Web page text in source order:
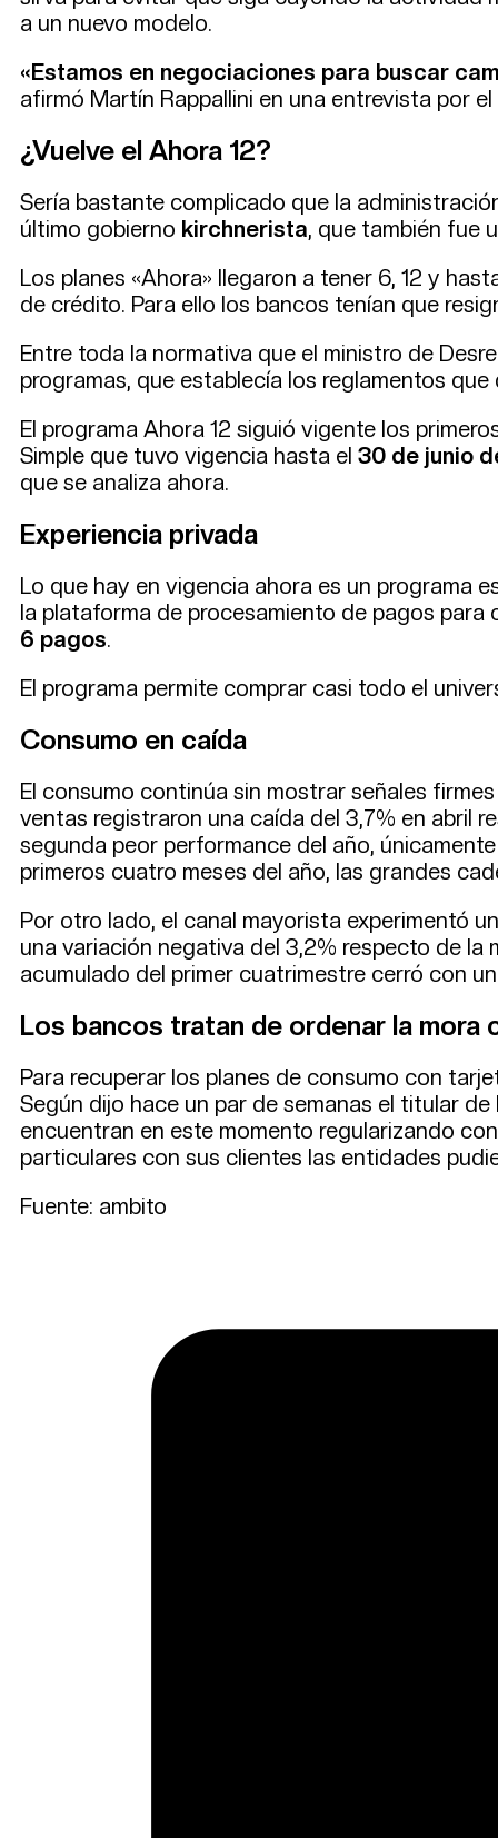
a un nuevo modelo.
«Estamos en negociaciones para buscar
afirmó Martín Rappallini en una entrevista por
¿Vuelve el Ahora 12?
Sería bastante complicado que la
último gobierno kirchnerista, que también fue
Los planes «Ahora» llegaron a tener 6, 12 y
de crédito. Para ello los bancos tenían que
Entre toda la normativa que el ministro de
programas, que establecía los reglamentos
El programa Ahora 12 siguió vigente los
Simple que tuvo vigencia hasta el 30 de junio
que se analiza ahora.
Experiencia privada
Lo que hay en vigencia ahora es un programa
la plataforma de procesamiento de pagos para
6 pagos.
El programa permite comprar casi todo el
Consumo en caída
El consumo continúa sin mostrar señales
ventas registraron una caída del 3,7% en abril
segunda peor performance del año,
primeros cuatro meses del año, las grandes
Por otro lado, el canal mayorista experimentó
una variación negativa del 3,2% respecto de la
acumulado del primer cuatrimestre cerró con
Los bancos tratan de ordenar la mora
Para recuperar los planes de consumo con
Según dijo hace un par de semanas el titular
encuentran en este momento regularizando
particulares con sus clientes las entidades
Fuente: ambito